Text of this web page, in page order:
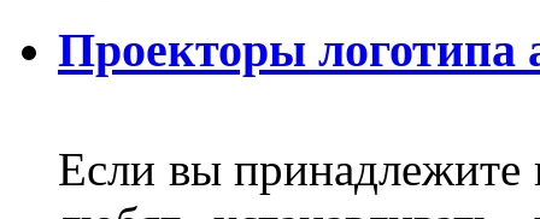
Проекторы логотипа
Если вы принадлежите